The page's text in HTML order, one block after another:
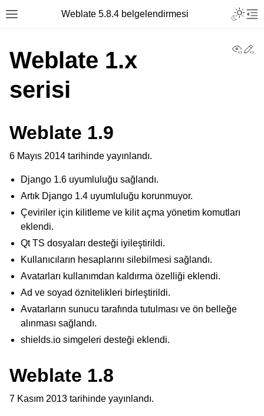
Toggle site navigation sidebar
Weblate 5.8.4 belgelendirmesi Toggle
navigation of Desteklenen dosya biçimleri
Weblate 1.x
serisi
Weblate 1.9
6 Mayıs 2014 tarihinde yayınlandı.
Django 1.6 uyumluluğu sağlandı.
Artık Django 1.4 uyumluluğu korunmuyor.
Çeviriler için kilitleme ve kilit açma yönetim komutları
eklendi.
Qt TS dosyaları desteği iyileştirildi.
Kullanıcıların hesaplarını silebilmesi sağlandı.
Avatarları kullanımdan kaldırma özelliği eklendi.
Ad ve soyad öznitelikleri birleştirildi.
Avatarların sunucu tarafında tutulması ve ön belleğe
alınması sağlandı.
shields.io simgeleri desteği eklendi.
Weblate 1.8
7 Kasım 2013 tarihinde yayınlandı.